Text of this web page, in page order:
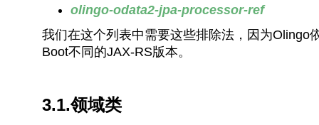
olingo-odata2-jpa-processor-ref
我们在这个列表中需要这些排除法，因为Olingo
Boot不同的JAX-RS版本。
3.1.领域类